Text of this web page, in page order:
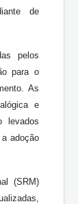
de
pelos
para o
As
e
levados
adoção
(SRM)